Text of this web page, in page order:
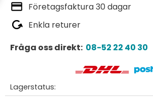
Företagsfaktura 30 dagar
Enkla returer
Fråga oss direkt: 08-52 22 40 30
Lagerstatus